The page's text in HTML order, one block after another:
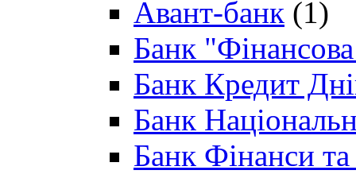
Авант-банк (1)
Банк "Фінансова
Банк Кредит
Банк
Банк Фінанси